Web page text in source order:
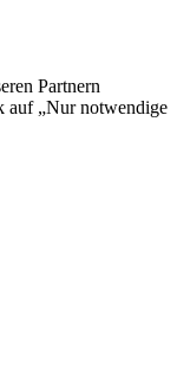
Partnern
auf „Nur notwendige